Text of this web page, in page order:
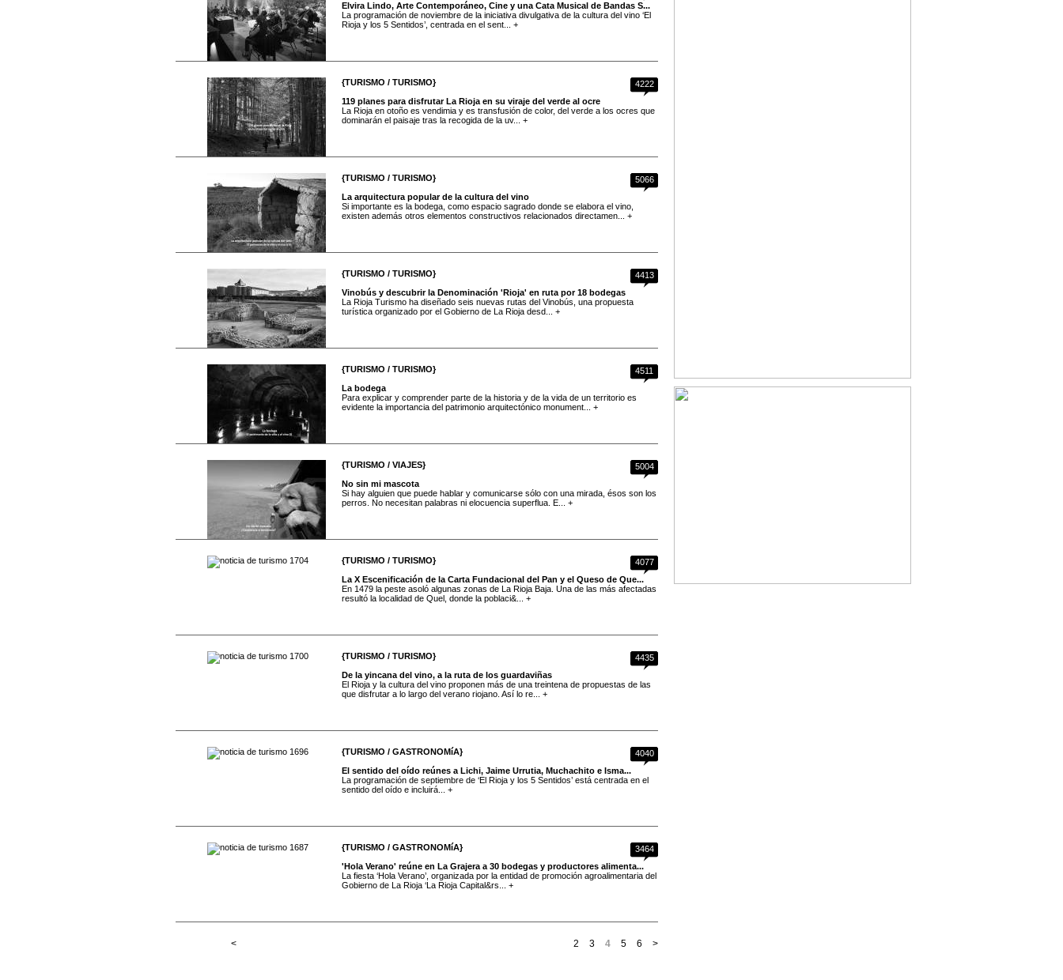
Elvira Lindo, Arte Contemporáneo, Cine y una Cata Musical de Bandas S...
La programación de noviembre de la iniciativa divulgativa de la cultura del vino ‘El
Rioja y los 5 Sentidos’, centrada en el sent... +
4222
{TURISMO / TURISMO}
119 planes para disfrutar La Rioja en su viraje del verde al ocre
La Rioja en otoño es vendimia y es transfusión de color, del verde a los ocres que
dominarán el paisaje tras la recogida de la uv... +
5066
{TURISMO / TURISMO}
La arquitectura popular de la cultura del vino
Si importante es la bodega, como espacio sagrado donde se elabora el vino,
existen además otros elementos constructivos relacionados directamen... +
4413
{TURISMO / TURISMO}
Vinobús y descubrir la Denominación 'Rioja' en ruta por 18 bodegas
La Rioja Turismo ha diseñado seis nuevas rutas del Vinobús, una propuesta
turística organizado por el Gobierno de La Rioja desd... +
4511
{TURISMO / TURISMO}
La bodega
Para explicar y comprender parte de la historia y de la vida de un territorio es
evidente la importancia del patrimonio arquitectónico monument... +
5004
{TURISMO / VIAJES}
No sin mi mascota
Si hay alguien que puede hablar y comunicarse sólo con una mirada, ésos son los
perros. No necesitan palabras ni elocuencia superflua. E... +
4077
{TURISMO / TURISMO}
La X Escenificación de la Carta Fundacional del Pan y el Queso de Que...
En 1479 la peste asoló algunas zonas de La Rioja Baja. Una de las más afectadas
resultó la localidad de Quel, donde la poblaci&... +
4435
{TURISMO / TURISMO}
De la yincana del vino, a la ruta de los guardaviñas
El Rioja y la cultura del vino proponen más de una treintena de propuestas de las
que disfrutar a lo largo del verano riojano. Así lo re... +
4040
{TURISMO / GASTRONOMíA}
El sentido del oído reúnes a Lichi, Jaime Urrutia, Muchachito e Isma...
La programación de septiembre de ‘El Rioja y los 5 Sentidos’ está centrada en el
sentido del oído e incluirá... +
3464
{TURISMO / GASTRONOMíA}
'Hola Verano' reúne en La Grajera a 30 bodegas y productores alimenta...
La fiesta ‘Hola Verano’, organizada por la entidad de promoción agroalimentaria del
Gobierno de La Rioja ‘La Rioja Capital&rs... +
>
2 3 4 5 6
<